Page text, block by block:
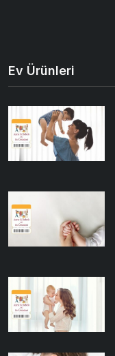
Ev Ürünleri